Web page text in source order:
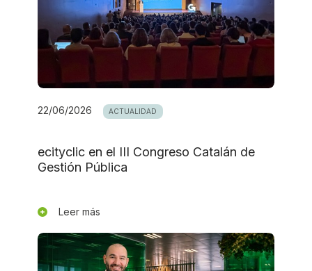
22/06/2026 ACTUALIDAD
ecityclic en el III Congreso Catalán de
Gestión Pública
Leer más